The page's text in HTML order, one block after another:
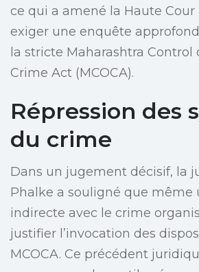
ce qui a amené la Haute
exiger une enquête
la stricte Maharashtra Control
Crime Act (MCOCA).
Répression des
du crime
Dans un jugement décisif, la
Phalke a souligné que même
indirecte avec le crime
justifier l’invocation des
MCOCA. Ce précédent